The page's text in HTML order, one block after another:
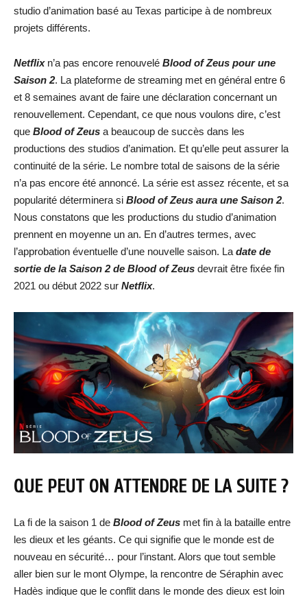
studio d’animation basé au Texas participe à de nombreux
projets différents.
Netflixn’a pas encore renouvelé Blood of Zeus pour une
Saison 2. La plateforme de streaming met en général entre 6
et 8 semaines avant de faire une déclaration concernant un
renouvellement. Cependant, ce que nous voulons dire, c’est
que Blood of Zeus a beaucoup de succès dans les
productions des studios d’animation. Et qu’elle peut assurer la
continuité de la série. Le nombre total de saisons de la série
n’a pas encore été annoncé. La série est assez récente, et sa
popularité déterminera si Blood of Zeus aura une Saison 2.
Nous constatons que les productions du studio d’animation
prennent en moyenne un an. En d’autres termes, avec
l’approbation éventuelle d’une nouvelle saison. La date de
sortie de la Saison 2 de Blood of Zeus devrait être fixée fin
2021 ou début 2022 sur Netflix.
QUE PEUT ON ATTENDRE DE LA SUITE ?
La fi de la saison 1 de Blood of Zeus met fin à la bataille entre
les dieux et les géants. Ce qui signifie que le monde est de
nouveau en sécurité… pour l’instant. Alors que tout semble
aller bien sur le mont Olympe, la rencontre de Séraphin avec
Hadès indique que le conflit dans le monde des dieux est loin